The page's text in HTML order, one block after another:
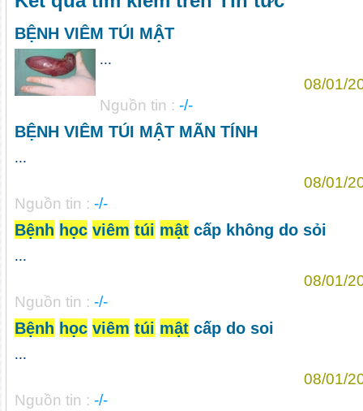
BỆNH VIÊM TÚI MẬT
...
08/01/
Nguồn tin : -/-
BỆNH VIÊM TÚI MẬT MÃN TÍNH
...
08/01/
Nguồn tin : -/-
Bệnh học viêm túi mậtcấp không do sỏi
...
08/01/
Nguồn tin : -/-
Bệnh học viêm túi mậtcấp do soi
...
08/01/
Nguồn tin : -/-